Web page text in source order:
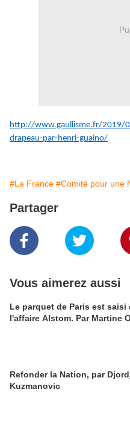
http://www.gaullisme.fr/2019/
drapeau-par-henri-guaino/
#La France #Comité pour une
Partager
Vous aimerez aussi
Le parquet de Paris est saisi
l'affaire Alstom. Par
Refonder la Nation, par
Kuzmanovic